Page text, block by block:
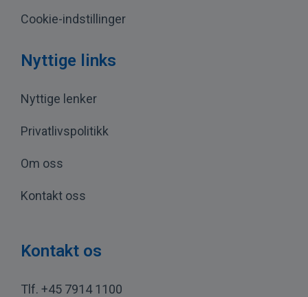
Cookie-indstillinger
Nyttige links
Nyttige lenker
Privatlivspolitikk
Om oss
Kontakt oss
Kontakt os
Tlf. +45 7914 1100